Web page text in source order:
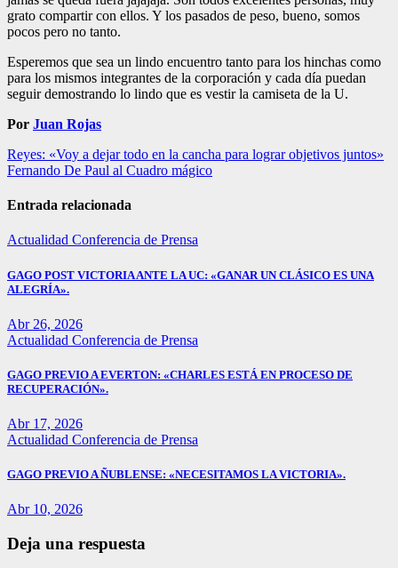
grato compartir con ellos. Y los pasados de peso, bueno, somos
pocos pero no tanto.
Esperemos que sea un lindo encuentro tanto para los hinchas como
para los mismos integrantes de la corporación y cada día puedan
seguir demostrando lo lindo que es vestir la camiseta de la U.
Por Juan Rojas
Navegación
de
entradas
Reyes: «Voy a dejar todo en la cancha para lograr objetivos juntos»
Fernando De Paul al Cuadro mágico
Entrada relacionada
Actualidad Conferencia de Prensa
GAGO POST VICTORIA ANTE LA UC: «GANAR UN CLÁSICO ES UNA
ALEGRÍA».
Abr 26, 2026
Actualidad Conferencia de Prensa
GAGO PREVIO A EVERTON: «CHARLES ESTÁ EN PROCESO DE
RECUPERACIÓN».
Abr 17, 2026
Actualidad Conferencia de Prensa
GAGO PREVIO A ÑUBLENSE: «NECESITAMOS LA VICTORIA».
Abr 10, 2026
Deja una respuesta